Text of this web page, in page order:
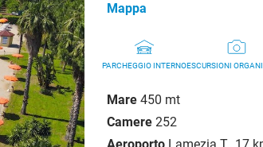
Mappa
PARCHEGGIO INTERNOESCURSIONI
Mare 450 mt
Camere 252